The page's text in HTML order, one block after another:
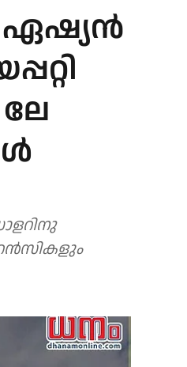
ഏഷ്യന്‍